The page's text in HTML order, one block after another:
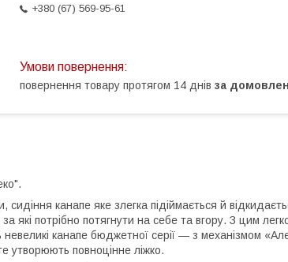
+380 (67) 569-95-61
повернення товару протягом 14 днів за
канапе яке злегка підіймається й
які потрібно потягнути на себе та вгору. З цим
канапе бюджетної серії — з механізмом
утворюють повноцінне ліжко.